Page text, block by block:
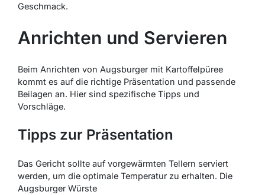
Geschmack.
Anrichten und Servieren
Beim Anrichten von Augsburger mit Kartoffelpüree
kommt es auf die richtige Präsentation und passende
Beilagen an. Hier sind spezifische Tipps und
Vorschläge.
Tipps zur Präsentation
Das Gericht sollte auf vorgewärmten Tellern serviert
werden, um die optimale Temperatur zu erhalten. Die
Augsburger Würste